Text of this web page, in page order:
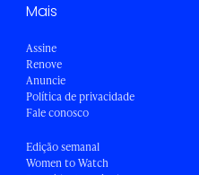
Mais
Assine
Renove
Anuncie
Política de privacidade
Fale conosco
Edição semanal
Women to Watch